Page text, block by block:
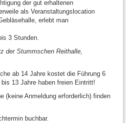
der gut erhaltenen
als Veranstaltungslocation
erlebt man
3 Stunden.
der Stummschen Reithalle,
ab 14 Jahre kostet die Führung 6
13 Jahre haben freien Eintritt!
(keine Anmeldung erforderlich) finden
buchbar.